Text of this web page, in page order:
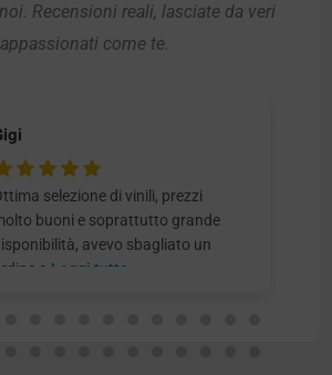
Recensioni reali, lasciate da veri
appassionati come te.
selezione di vinili, prezzi
buoni e soprattutto grande
avevo sbagliato un
e Leggi tutto